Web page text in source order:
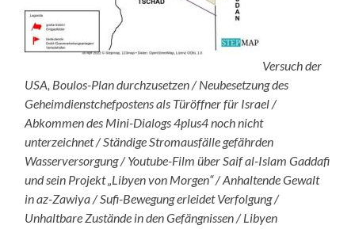
Versuch der
USA, Boulos-Plan durchzusetzen / Neubesetzung des
Geheimdienstchefpostens als Türöffner für Israel /
Abkommen des Mini-Dialogs 4plus4 noch nicht
unterzeichnet / Ständige Stromausfälle gefährden
Wasserversorgung / Youtube-Film über Saif al-Islam Gaddafi
und sein Projekt „Libyen von Morgen“ / Anhaltende Gewalt
in az-Zawiya / Sufi-Bewegung erleidet Verfolgung /
Unhaltbare Zustände in den Gefängnissen / Libyen